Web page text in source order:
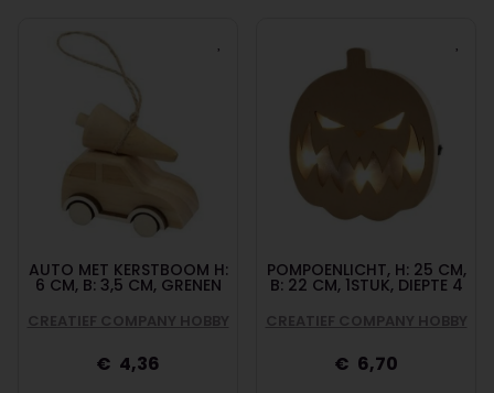
AUTO MET KERSTBOOM H:
6 CM, B: 3,5 CM, GRENEN
CREATIEF COMPANY HOBBY
4,36
POMPOENLICHT, H: 25 CM,
B: 22 CM, 1STUK, DIEPTE 4
CREATIEF COMPANY HOBBY
6,70